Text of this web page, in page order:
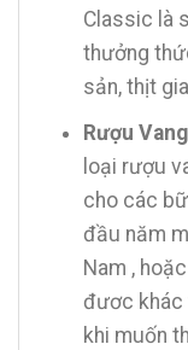
Classic là
thưởng
sản, thịt
Rượu
loại rượu
cho các
đầu năm
Nam ,
đươc khác
khi muốn